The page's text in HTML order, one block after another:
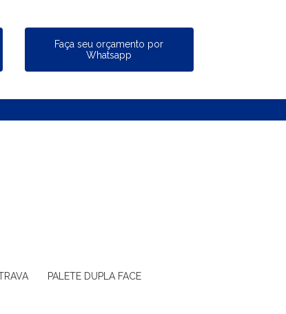
Faça seu orçamento por
Whatsapp
PALETE DUPLA FACE